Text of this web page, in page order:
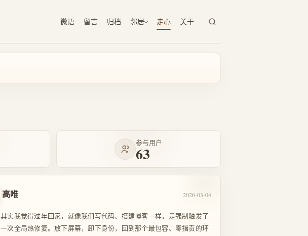
微语 留言 归档 邻居 走心 关于
参与用户
63
高唯 2026-03-04
其实我觉得过年回家，就像我们写代码、搭建博客一样，是强制触发了
一次全局热修复。放下屏幕，卸下身份，回到那个最包容、零指责的环